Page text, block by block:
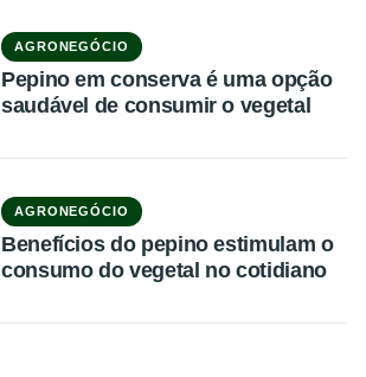
AGRONEGÓCIO
Pepino em conserva é uma opção
saudável de consumir o vegetal
AGRONEGÓCIO
Benefícios do pepino estimulam o
consumo do vegetal no cotidiano